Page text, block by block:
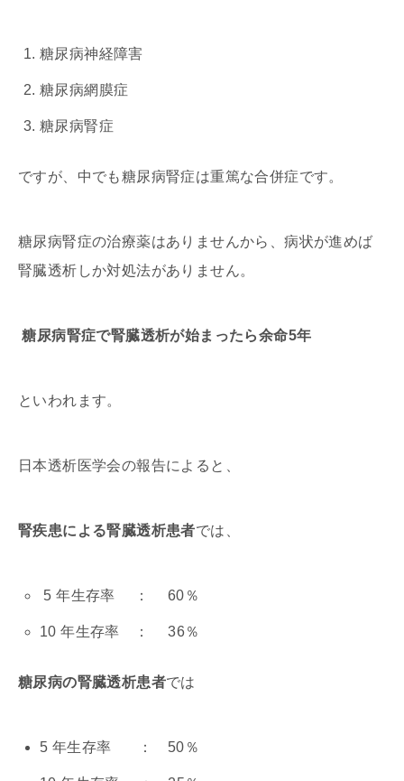
糖尿病神経障害
糖尿病網膜症
糖尿病腎症
ですが、中でも糖尿病腎症は重篤な合併症です。
糖尿病腎症の治療薬はありませんから、病状が進めば
腎臓透析しか対処法がありません。
糖尿病腎症で腎臓透析が始まったら余命5年
といわれます。
日本透析医学会の報告によると、
腎疾患による腎臓透析患者では、
5 年生存率 ： 60％
10 年生存率 ： 36％
糖尿病の腎臓透析患者では
5 年生存率 ： 50％